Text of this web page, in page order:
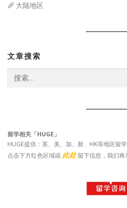
大陆地区
文章搜索
索：
留学相关「HUGE」
HUGE提供：英、美、加、新、HK等地区留
点击下方红色区域或此处 留下信息，我们将